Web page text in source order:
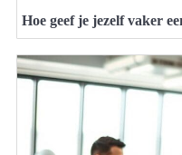
Hoe geef je jezelf vaker